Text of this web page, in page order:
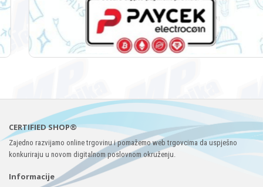
CERTIFIED SHOP®
Zajedno razvijamo online trgovinu i pomažemo web trgovcima da uspješno
konkuriraju u novom digitalnom poslovnom okruženju.
Informacije